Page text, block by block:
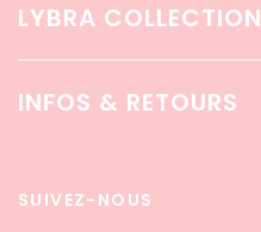
LYBRA COLLECTION
INFOS & RETOURS
SUIVEZ-NOUS